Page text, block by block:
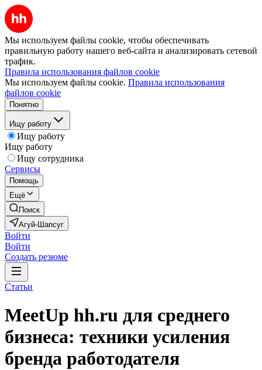
Мы используем файлы cookie, чтобы обеспечивать
правильную работу нашего веб-сайта и анализировать сетевой
трафик.
Правила использования файлов cookie
Мы используем файлы cookie. Правила использования
файлов cookie
Понятно
Ищу работу
Ищу работу
Ищу работу
Ищу сотрудника
Сервисы
Помощь
Ещё
Поиск
Агуй-Шапсуг
Войти
Войти
Создать резюме
Статьи
MeetUp hh.ru для среднего
бизнеса: техники усиления
бренда работодателя